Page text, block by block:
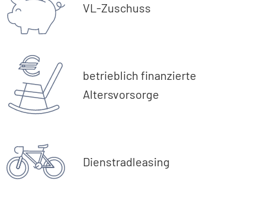
VL-Zuschuss
betrieblich finanzierte
Altersvorsorge
Dienstradleasing